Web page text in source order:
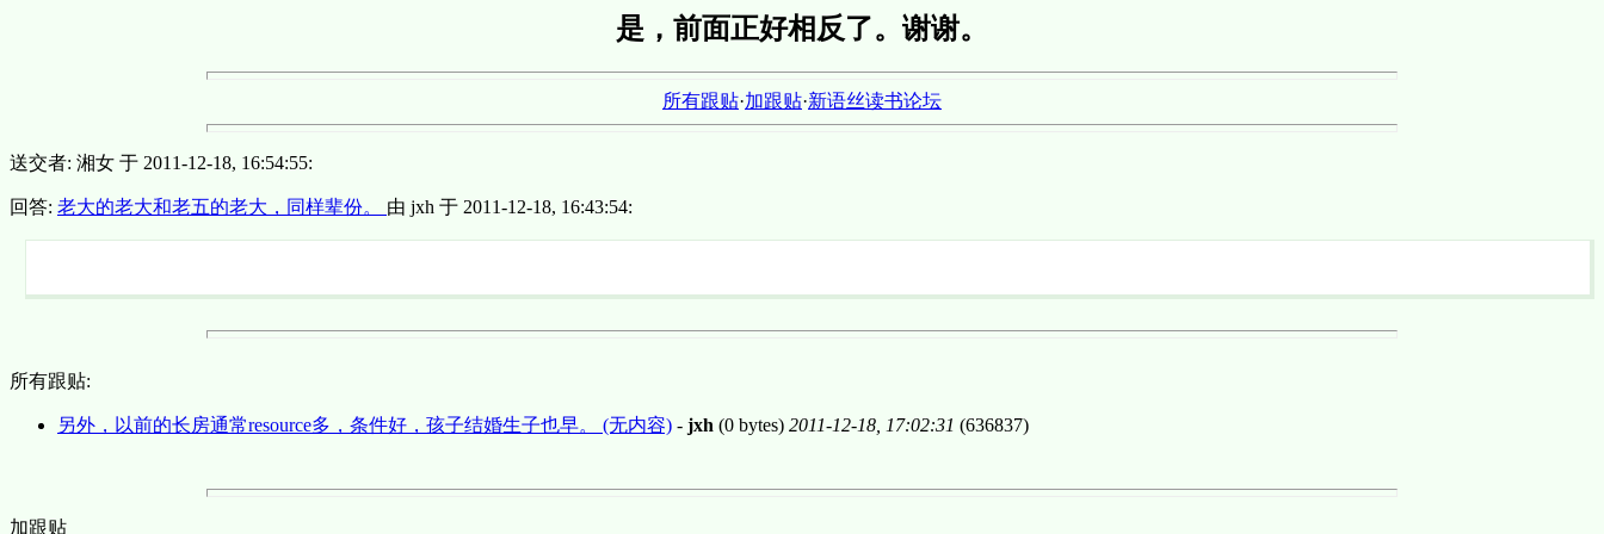
是，前面正好相反了。谢谢。
所有跟贴·加跟贴·新语丝读书论坛
送交者: 湘女 于 2011-12-18, 16:54:55:
回答: 老大的老大和老五的老大，同样辈份。 由 jxh 于 2011-12-18, 16:43:54:
所有跟贴:
另外，以前的长房通常resource多，条件好，孩子结婚生子也早。 (无内容) - jxh (0 bytes) 2011-12-18, 17:02:31 (636837)
加跟贴